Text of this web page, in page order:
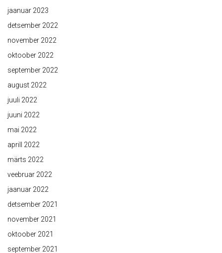
jaanuar 2023
detsember 2022
november 2022
oktoober 2022
september 2022
august 2022
juuli 2022
juuni 2022
mai 2022
aprill 2022
märts 2022
veebruar 2022
jaanuar 2022
detsember 2021
november 2021
oktoober 2021
september 2021